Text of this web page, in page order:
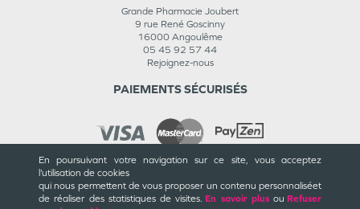
En poursuivant votre navigation sur ce site, vous acceptez
l’utilisation de cookies
qui nous permettent de vous proposer un contenu personnaliséet
de réaliser des statistiques de visites. En savoir plusou Refuser
Grande Pharmacie Joubert
9 rue René Goscinny
16000 Angoulême
05 45 92 57 44
Rejoignez-nous
CGU / CGV
PAIEMENTS SÉCURISÉS